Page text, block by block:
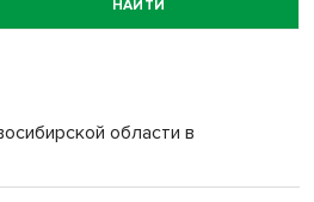
НАЙТИ
области в